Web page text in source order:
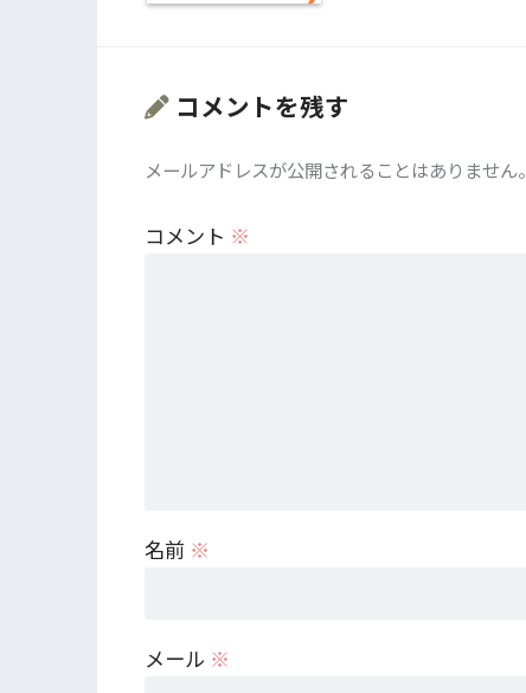
コメントを残す
メールアドレスが公開されることはありません。
コメント ※
名前 ※
メール ※